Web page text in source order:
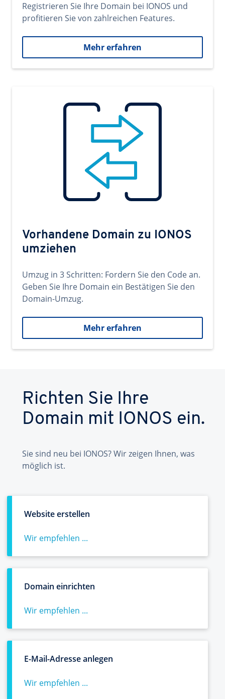
Registrieren Sie Ihre Domain bei IONOS und
profitieren Sie von zahlreichen Features.
Mehr erfahren
Vorhandene Domain zu IONOS
umziehen
Umzug in 3 Schritten: Fordern Sie den Code an.
Geben Sie Ihre Domain ein Bestätigen Sie den
Domain-Umzug.
Mehr erfahren
Richten Sie Ihre
Domain mit IONOS ein.
Sie sind neu bei IONOS? Wir zeigen Ihnen, was
möglich ist.
Website erstellen
Wir empfehlen ...
Domain einrichten
Wir empfehlen ...
E-Mail-Adresse anlegen
Wir empfehlen ...